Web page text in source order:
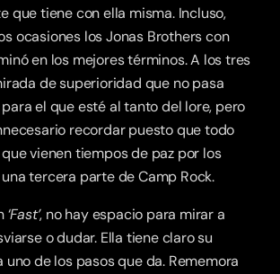
que tiene con ella misma. Incluso,
ocasiones los Jonas Brothers con
en los mejores términos. A los tres
de superioridad que no pasa
el que esté al tanto del lore, pero
recordar puesto que todo
vienen tiempos de paz por los
tercera parte de Camp Rock.
Fast’, no hay espacio para mirar a
o dudar. Ella tiene claro su
de los pasos que da. Rememora